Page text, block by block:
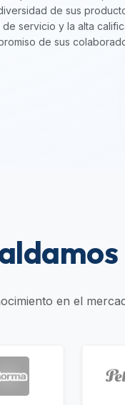
de sus
de servicio y la alta
de sus
en el